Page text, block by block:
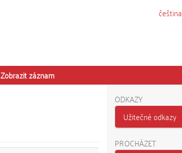
čeština
Zobrazit záznam
ODKAZY
Užitečné odkazy
PROCHÁZET